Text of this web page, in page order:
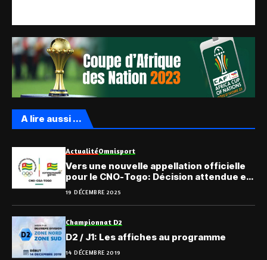
A lire aussi ...
ActualitéOmnisport
Vers une nouvelle appellation officielle
pour le CNO-Togo: Décision attendue en
AG!
19 DÉCEMBRE 2025
Championnat D2
D2 / J1: Les affiches au programme
14 DÉCEMBRE 2019